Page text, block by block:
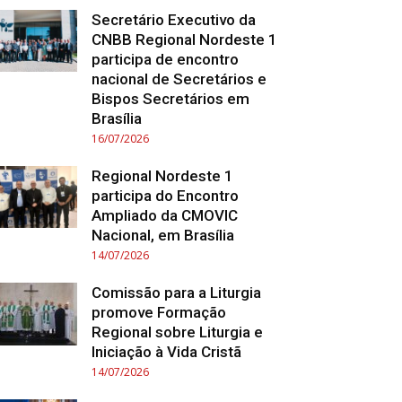
Secretário Executivo da
CNBB Regional Nordeste 1
participa de encontro
nacional de Secretários e
Bispos Secretários em
Brasília
16/07/2026
Regional Nordeste 1
participa do Encontro
Ampliado da CMOVIC
Nacional, em Brasília
14/07/2026
Comissão para a Liturgia
promove Formação
Regional sobre Liturgia e
Iniciação à Vida Cristã
14/07/2026